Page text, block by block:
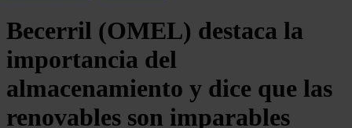
Becerril (OMEL) destaca la
importancia del
almacenamiento y dice que las
renovables son imparables